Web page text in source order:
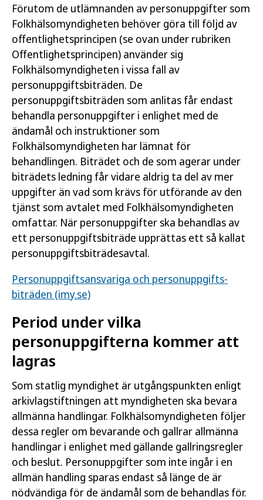
Förutom de utlämnanden av personuppgifter som
Folkhälsomyndigheten behöver göra till följd av
offentlighetsprincipen (se ovan under rubriken
Offentlighetsprincipen) använder sig
Folkhälsomyndigheten i vissa fall av
personuppgiftsbiträden. De
personuppgiftsbiträden som anlitas får endast
behandla personuppgifter i enlighet med de
ändamål och instruktioner som
Folkhälsomyndigheten har lämnat för
behandlingen. Biträdet och de som agerar under
biträdets ledning får vidare aldrig ta del av mer
uppgifter än vad som krävs för utförande av den
tjänst som avtalet med Folkhälsomyndigheten
omfattar. När personuppgifter ska behandlas av
ett personuppgiftsbiträde upprättas ett så kallat
personuppgiftsbiträdesavtal.
Personuppgifts­ansvariga och personuppgifts­
biträden (imy.se)
Period under vilka
personuppgifterna kommer att
lagras
Som statlig myndighet är utgångspunkten enligt
arkivlagstiftningen att myndigheten ska bevara
allmänna handlingar. Folkhälsomyndigheten följer
dessa regler om bevarande och gallrar allmänna
handlingar i enlighet med gällande gallringsregler
och beslut. Personuppgifter som inte ingår i en
allmän handling sparas endast så länge de är
nödvändiga för de ändamål som de behandlas för.